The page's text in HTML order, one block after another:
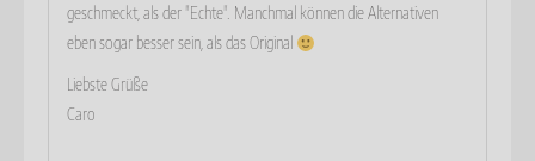
geschmeckt, als der "Echte". Manchmal können die Alternativen
eben sogar besser sein, als das Original
Liebste Grüße
Caro